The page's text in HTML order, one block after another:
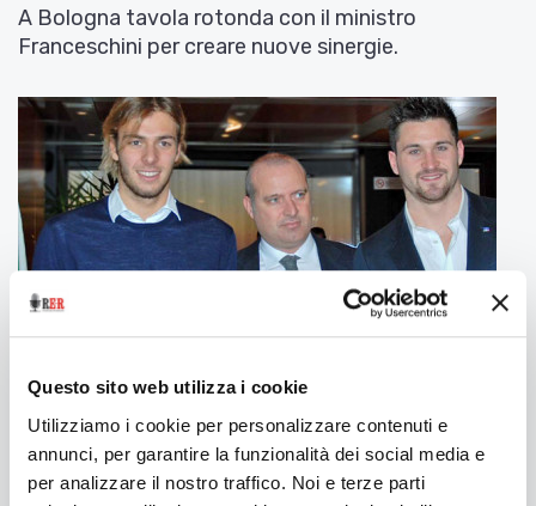
Questo sito web utilizza i cookie
Utilizziamo i cookie per personalizzare contenuti e
annunci, per garantire la funzionalità dei social media e
per analizzare il nostro traffico. Noi e terze parti
A Bologna tavola rotonda con il ministro
Franceschini per creare nuove sinergie.
7 Gennaio 2015
BONACCINI SI CONGRATULA CON PALTRINIERI E
ORSI